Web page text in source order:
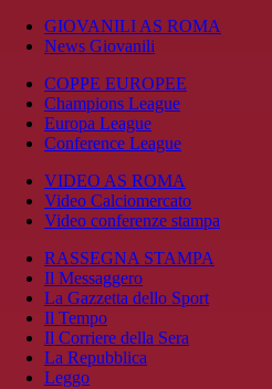
GIOVANILI AS ROMA
News Giovanili
COPPE EUROPEE
Champions League
Europa League
Conference League
VIDEO AS ROMA
Video Calciomercato
Video conferenze stampa
RASSEGNA STAMPA
Il Messaggero
La Gazzetta dello Sport
Il Tempo
Il Corriere della Sera
La Repubblica
Leggo